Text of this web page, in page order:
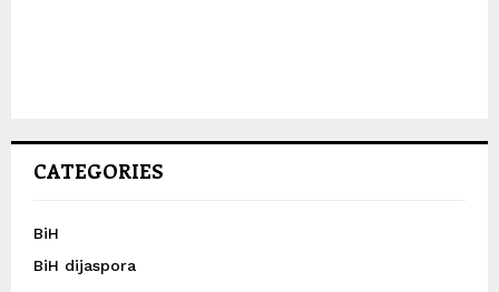
CATEGORIES
BiH
BiH dijaspora